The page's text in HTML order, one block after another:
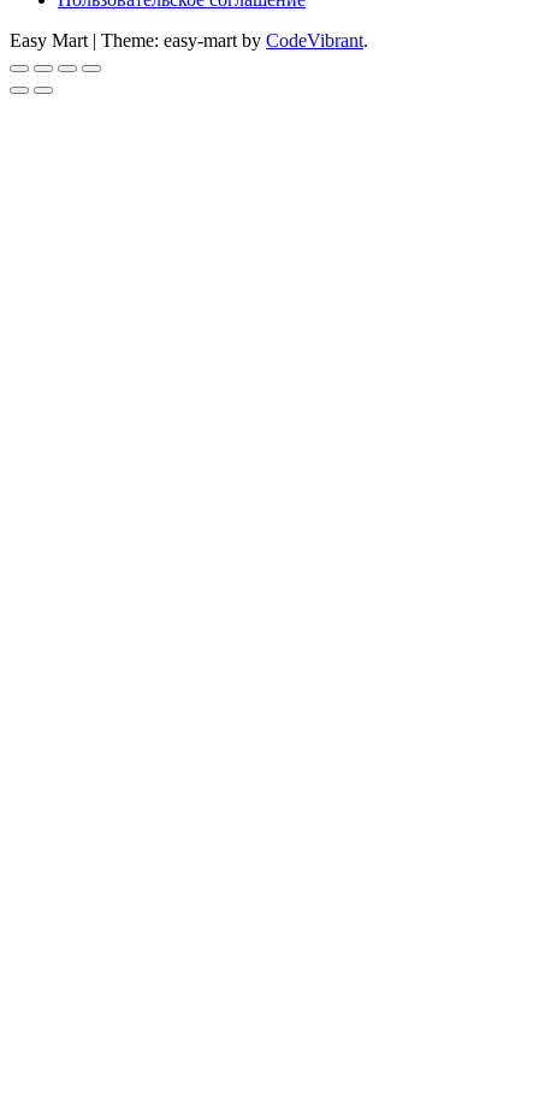
Easy Mart | Theme: easy-mart by CodeVibrant.